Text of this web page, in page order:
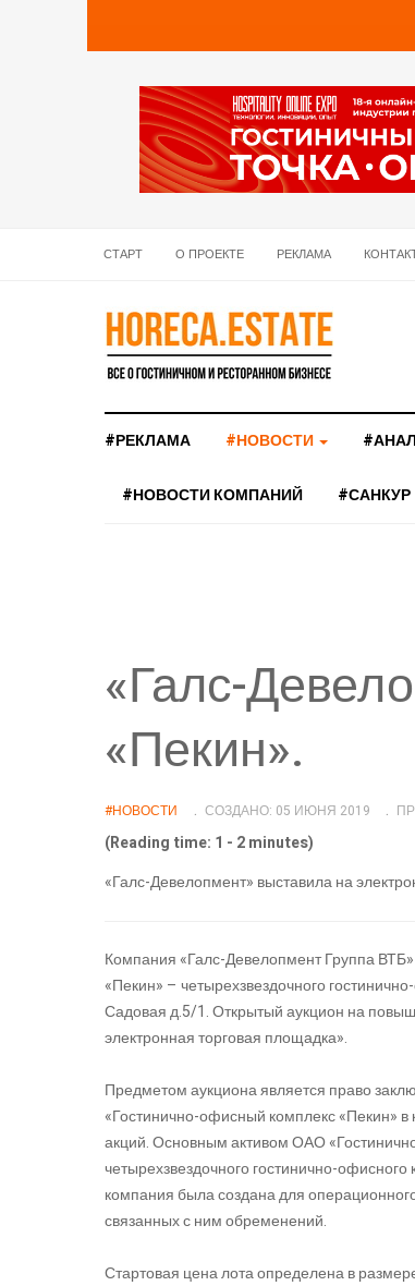
СТАРТ О ПРОЕКТЕ РЕКЛАМА
#РЕКЛАМА #НОВОСТИ
#НОВОСТИ КОМПАНИЙ #САНКУР
«Галс-
«Пекин».
#НОВОСТИ СОЗДАНО: 05 ИЮНЯ 2019
(Reading time: 1 - 2 minutes)
«Галс-Девелопмент» выставила на
Компания «Галс-Девелопмент Группа
«Пекин» – четырехзвездочного
Садовая д.5/1. Открытый аукцион на
электронная торговая площадка».
Предметом аукциона является право
«Гостинично-офисный комплекс «Пекин»
акций. Основным активом ОАО
четырехзвездочного гостинично-
компания была создана для
связанных с ним обременений.
Стартовая цена лота определена в